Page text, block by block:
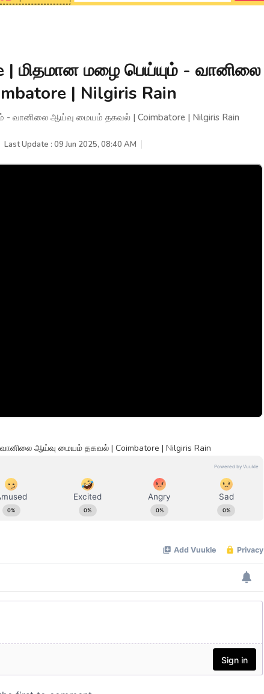
| மிதமான மழை பெய்யும் - வானிலை
| Nilgiris Rain
- வானிலை ஆய்வு மையம் தகவல் | Coimbatore | Nilgiris Rain
Last Update : 09 Jun 2025, 08:40 AM
ஆய்வு மையம் தகவல் | Coimbatore | Nilgiris Rain